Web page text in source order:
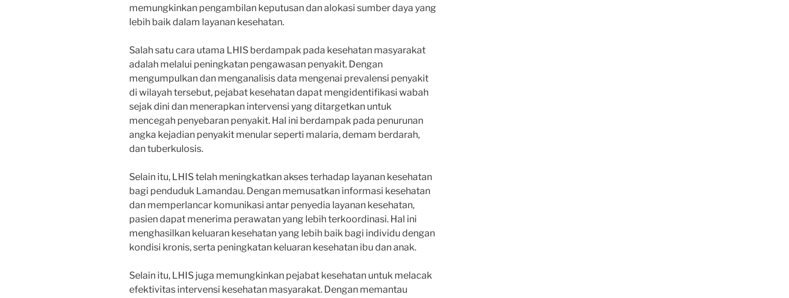
memungkinkan pengambilan keputusan dan alokasi sumber daya yang
lebih baik dalam layanan kesehatan.
Salah satu cara utama LHIS berdampak pada kesehatan masyarakat
adalah melalui peningkatan pengawasan penyakit. Dengan
mengumpulkan dan menganalisis data mengenai prevalensi penyakit
di wilayah tersebut, pejabat kesehatan dapat mengidentifikasi wabah
sejak dini dan menerapkan intervensi yang ditargetkan untuk
mencegah penyebaran penyakit. Hal ini berdampak pada penurunan
angka kejadian penyakit menular seperti malaria, demam berdarah,
dan tuberkulosis.
Selain itu, LHIS telah meningkatkan akses terhadap layanan kesehatan
bagi penduduk Lamandau. Dengan memusatkan informasi kesehatan
dan memperlancar komunikasi antar penyedia layanan kesehatan,
pasien dapat menerima perawatan yang lebih terkoordinasi. Hal ini
menghasilkan keluaran kesehatan yang lebih baik bagi individu dengan
kondisi kronis, serta peningkatan keluaran kesehatan ibu dan anak.
Selain itu, LHIS juga memungkinkan pejabat kesehatan untuk melacak
efektivitas intervensi kesehatan masyarakat. Dengan memantau